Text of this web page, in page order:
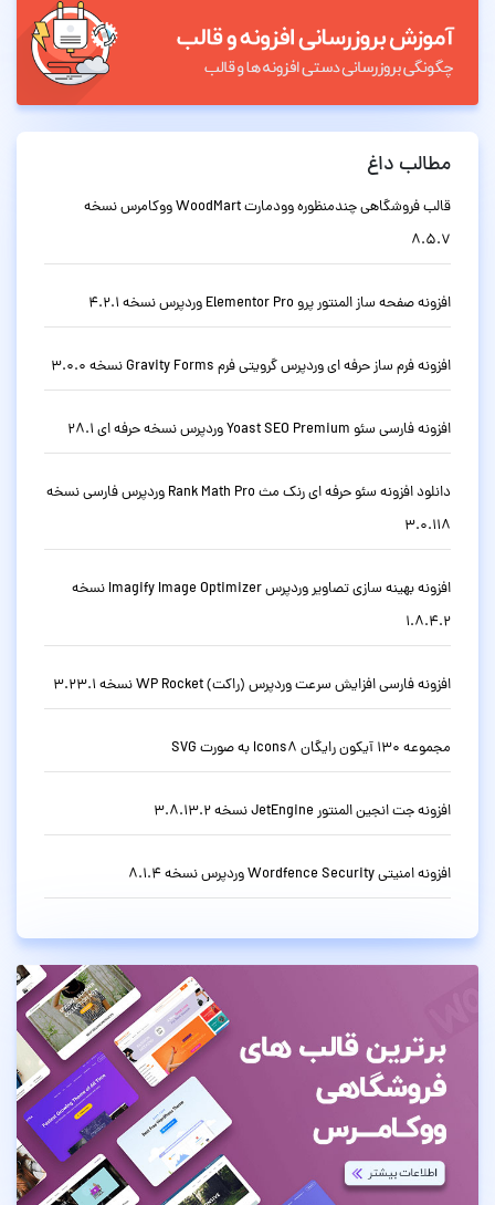
مطالب داغ
قالب فروشگاهی چندمنظوره وودمارت WoodMart ووکامرس نسخه
8.5.7
افزونه صفحه ساز المنتور پرو Elementor Pro وردپرس نسخه 4.2.1
افزونه فرم ساز حرفه ای وردپرس گرویتی فرم Gravity Forms نسخه 3.0.0
افزونه فارسی سئو Yoast SEO Premium وردپرس نسخه حرفه ای 28.1
دانلود افزونه سئو حرفه ای رنک مث Rank Math Pro وردپرس فارسی نسخه
3.0.118
افزونه بهینه سازی تصاویر وردپرس Imagify Image Optimizer نسخه
1.8.4.2
افزونه فارسی افزایش سرعت وردپرس (راکت) WP Rocket نسخه 3.23.1
مجموعه 130 آیکون رایگان Icons8 به صورت SVG
افزونه جت انجین المنتور JetEngine نسخه 3.8.13.2
افزونه امنیتی Wordfence Security وردپرس نسخه 8.1.4